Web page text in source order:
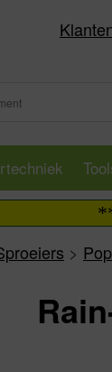
***
>